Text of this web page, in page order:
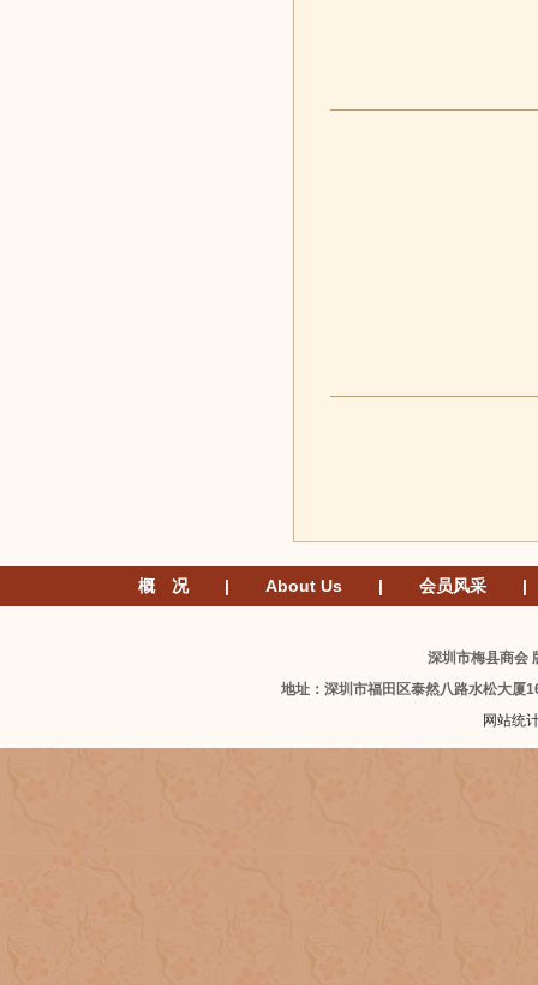
概 况 | About Us | 会员风采 |
深圳市梅县商
地址：深圳市福田区泰然八路水松大厦
网站统